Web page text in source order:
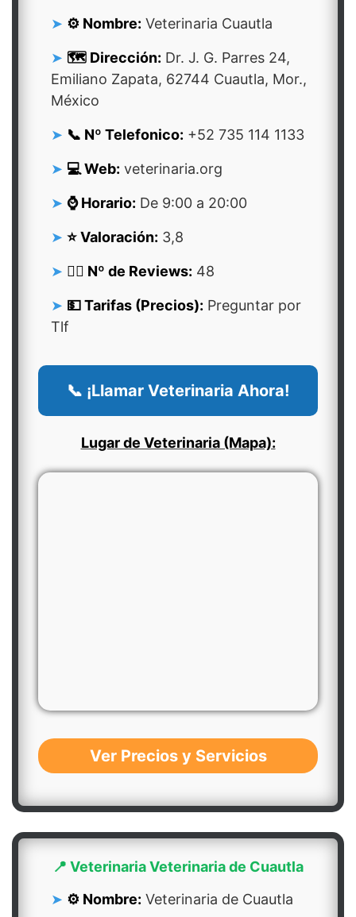
⚙️ Nombre: Veterinaria Cuautla
🗺️ Dirección: Dr. J. G. Parres 24,
Emiliano Zapata, 62744 Cuautla, Mor.,
México
📞 Nº Telefonico: +52 735 114 1133
💻 Web: veterinaria.org
⌚ Horario: De 9:00 a 20:00
⭐ Valoración: 3,8
👍🏻 Nº de Reviews: 48
💵 Tarifas (Precios): Preguntar por
Tlf
📞 ¡Llamar Veterinaria Ahora!
Lugar de Veterinaria (Mapa):
Ver Precios y Servicios
📍 Veterinaria Veterinaria de Cuautla
⚙️ Nombre: Veterinaria de Cuautla